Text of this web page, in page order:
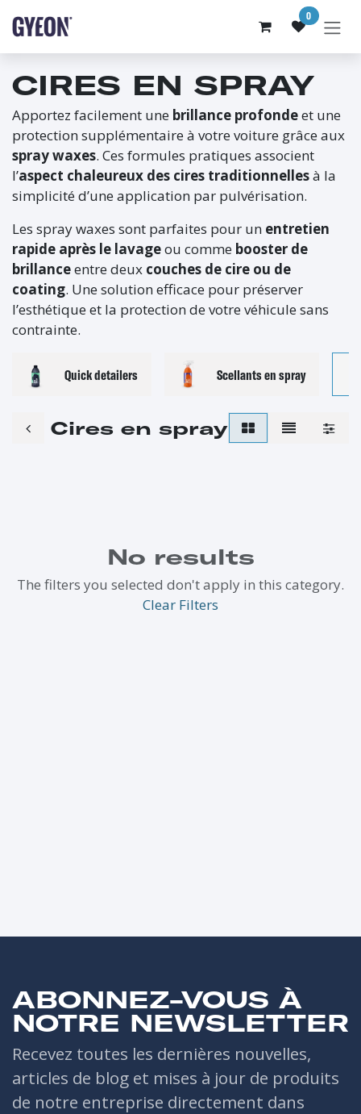
0
CIRES EN SPRAY
Apportez facilement une brillance profondeet une
protection supplémentaire à votre voiture grâce aux
spray waxes. Ces formules pratiques associent
l’aspect chaleureux des cires traditionnellesà la
simplicité d’une application par pulvérisation.
Les spray waxes sont parfaites pour un entretien
rapide après le lavageou comme booster de
brillanceentre deux couches de cire ou de
coating. Une solution efficace pour préserver
l’esthétique et la protection de votre véhicule sans
contrainte.
Quick detailers Scellants en spray
Cires en spray
No results
The filters you selected don't apply in this category.
Clear Filters
ABONNEZ-VOUS À
NOTRE NEWSLETTER
Recevez toutes les dernières nouvelles,
articles de blog et mises à jour de produits
de notre entreprise directement dans